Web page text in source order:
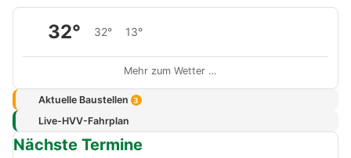
32° 32° 13°
Mehr zum Wetter …
Aktuelle Baustellen 3
Live-HVV-Fahrplan
Nächste Termine